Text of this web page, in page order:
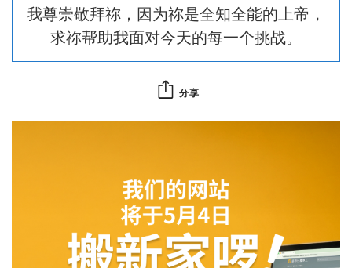
我尊崇敬拜祢，因为祢是全知全能的上帝，
求祢帮助我面对今天的每一个挑战。
分享